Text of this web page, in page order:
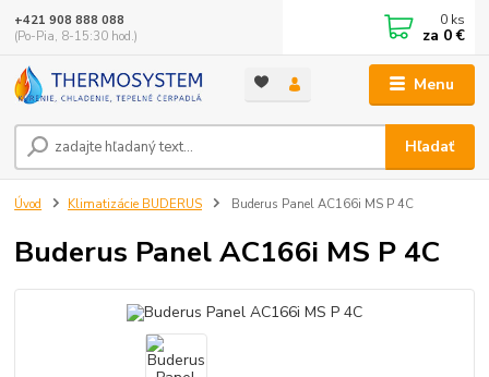
Menu
Hľadať
+421 908 888 088
(Po-Pia, 8-15:30 hod.)
0 ks
za 0 €
Úvod Klimatizácie BUDERUS Buderus Panel AC166i MS P 4C
Buderus Panel AC166i MS P 4C